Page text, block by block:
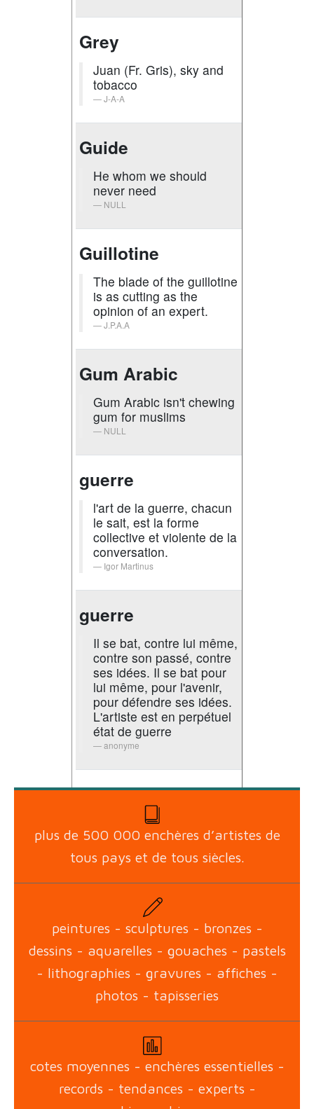
Grey
Juan (Fr. Gris), sky and
tobacco
J-A-A
Guide
He whom we should
never need
NULL
Guillotine
The blade of the guillotine
is as cutting as the
opinion of an expert.
J.P.A.A
Gum Arabic
Gum Arabic isn't chewing
gum for muslims
NULL
guerre
l'art de la guerre, chacun
le sait, est la forme
collective et violente de la
conversation.
Igor Martinus
guerre
Il se bat, contre lui même,
contre son passé, contre
ses idées. Il se bat pour
lui même, pour l'avenir,
pour défendre ses idées.
L'artiste est en perpétuel
état de guerre
anonyme
plus de 500 000 enchères d’artistes de
tous pays et de tous siècles.
peintures - sculptures - bronzes -
dessins - aquarelles - gouaches - pastels
- lithographies - gravures - affiches -
photos - tapisseries
cotes moyennes - enchères essentielles -
records - tendances - experts -